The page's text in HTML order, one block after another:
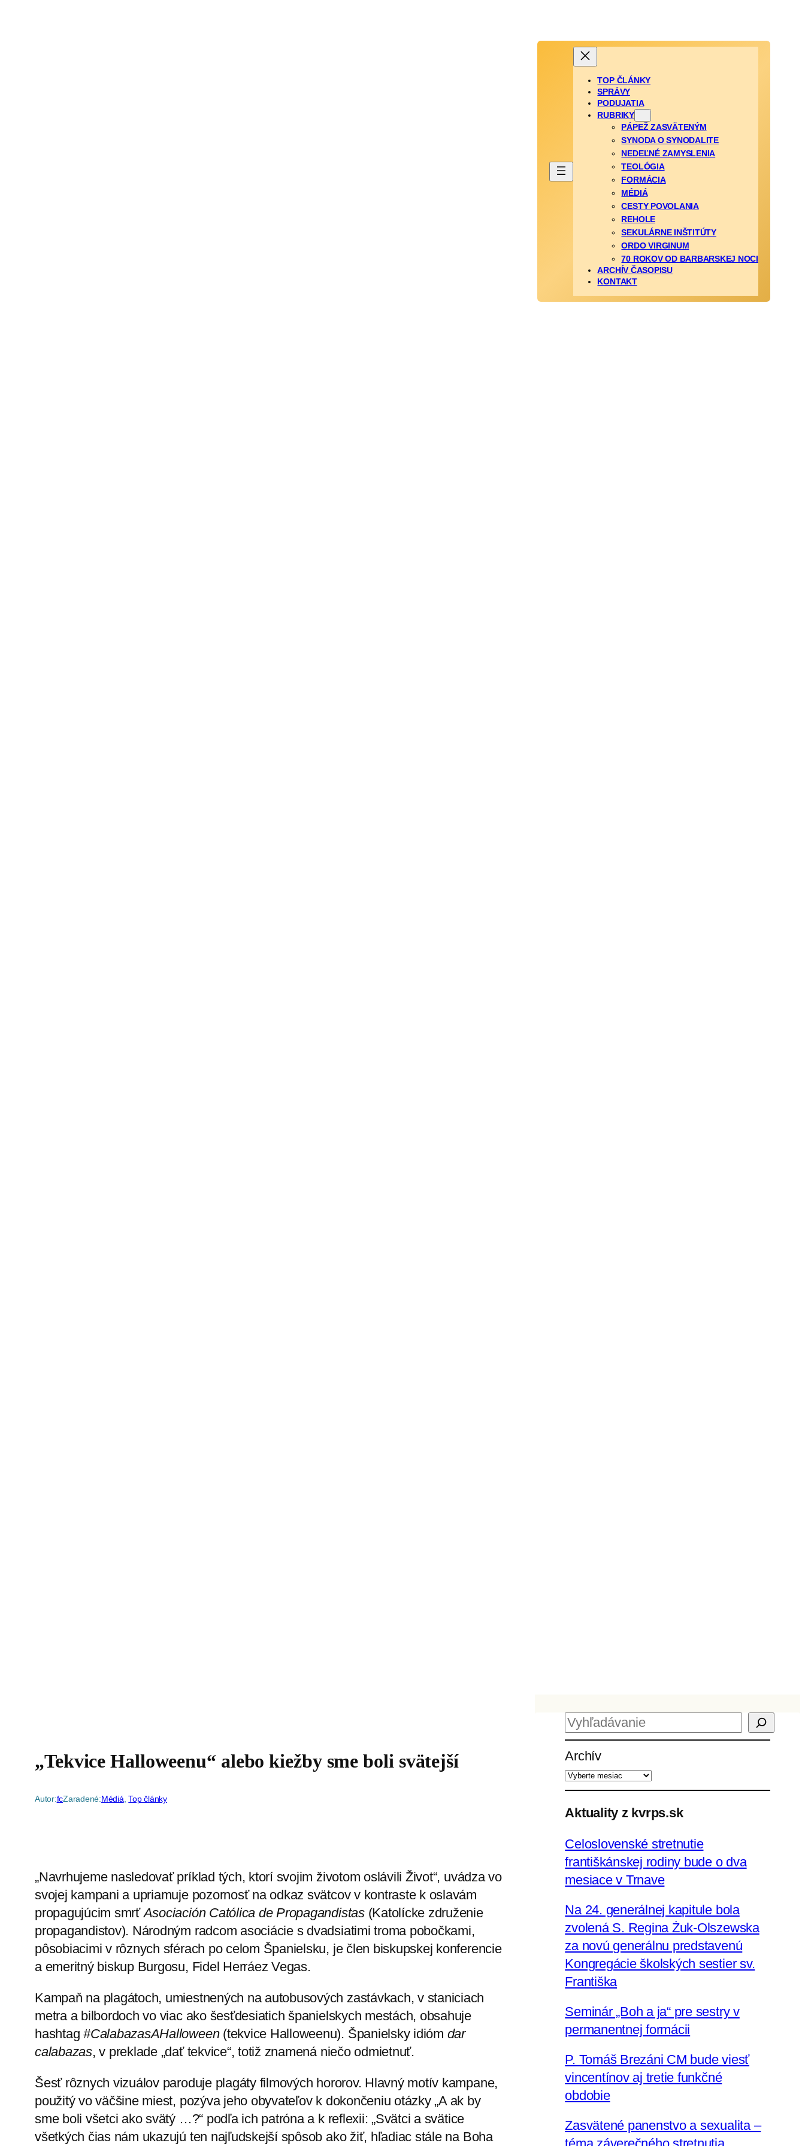
TOP ČLÁNKY
SPRÁVY
PODUJATIA
RUBRIKY
PÁPEŽ ZASVÄTENÝM
SYNODA O SYNODALITE
NEDEĽNÉ ZAMYSLENIA
TEOLÓGIA
FORMÁCIA
MÉDIÁ
CESTY POVOLANIA
REHOLE
SEKULÁRNE INŠTITÚTY
ORDO VIRGINUM
70 ROKOV OD BARBARSKEJ NOCI
ARCHÍV ČASOPISU
KONTAKT
„Tekvice Halloweenu“ alebo kiežby sme boli svätejší
Autor:fcZaradené:Médiá, Top články
„Navrhujeme nasledovať príklad tých, ktorí svojim životom oslávili Život“, uvádza vo
svojej kampani a upriamuje pozornosť na odkaz svätcov v kontraste k oslavám
propagujúcim smrťAsociación Católica de Propagandistas(Katolícke združenie
propagandistov). Národným radcom asociácie s dvadsiatimi troma pobočkami,
pôsobiacimi v rôznych sférach po celom Španielsku, je člen biskupskej konferencie
a emeritný biskup Burgosu, Fidel Herráez Vegas.
Kampaň na plagátoch, umiestnených na autobusových zastávkach, v staniciach
metra a bilbordoch vo viac ako šesťdesiatich španielskych mestách, obsahuje
hashtag#CalabazasAHalloween(tekvice Halloweenu). Španielsky idióm dar
calabazas, v preklade „dať tekvice“, totiž znamená niečo odmietnuť.
Šesť rôznych vizuálov paroduje plagáty filmových hororov. Hlavný motív kampane,
použitý vo väčšine miest, pozýva jeho obyvateľov k dokončeniu otázky „A ak by
sme boli všetci ako svätý …?“ podľa ich patróna a k reflexii: „Svätci a svätice
všetkých čias nám ukazujú ten najľudskejší spôsob ako žiť, hľadiac stále na Boha
H
ľ
a
d
a
ť
Archív
Aktuality z kvrps.sk
Celoslovenské stretnutie
františkánskej rodiny bude o dva
mesiace v Trnave
Na 24. generálnej kapitule bola
zvolená S. Regina Żuk-Olszewska
za novú generálnu predstavenú
Kongregácie školských sestier sv.
Františka
Seminár „Boh a ja“ pre sestry v
permanentnej formácii
P. Tomáš Brezáni CM bude viesť
vincentínov aj tretie funkčné
obdobie
Zasvätené panenstvo a sexualita –